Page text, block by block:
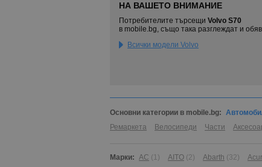
НА ВАШЕТО ВНИМАНИЕ
Потребителите търсещи Volvo S70
в mobile.bg, също така разглеждат и
Всички модели Volvo
Основни категории в mobile.bg:
Ремаркета
Велосипеди Части
Марки: AC (1) AITO (2) Abarth (32)